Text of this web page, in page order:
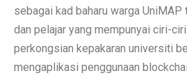
sebagai kad baharu warga
dan pelajar yang mempunyai ciri-
perkongsian kepakaran universiti
mengaplikasi penggunaan